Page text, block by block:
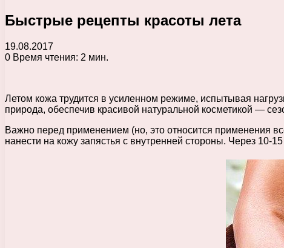
Быстрые рецепты красоты лета
19.08.2017
0 Время чтения: 2 мин.
Летом кожа трудится в усиленном режиме, испытывая
природа, обеспечив красивой натуральной косметикой —
Важно перед применением (но, это относится применения
нанести на кожу запястья с внутренней стороны. Через 10-